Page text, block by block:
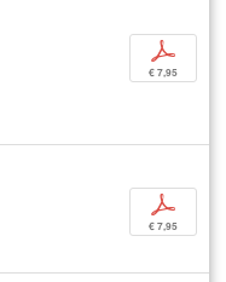
p
€ 7,95
p
€ 7,95